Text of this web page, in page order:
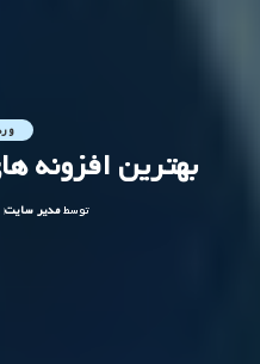
بهترین افزونه
ارسال
توسطمدیر سایت